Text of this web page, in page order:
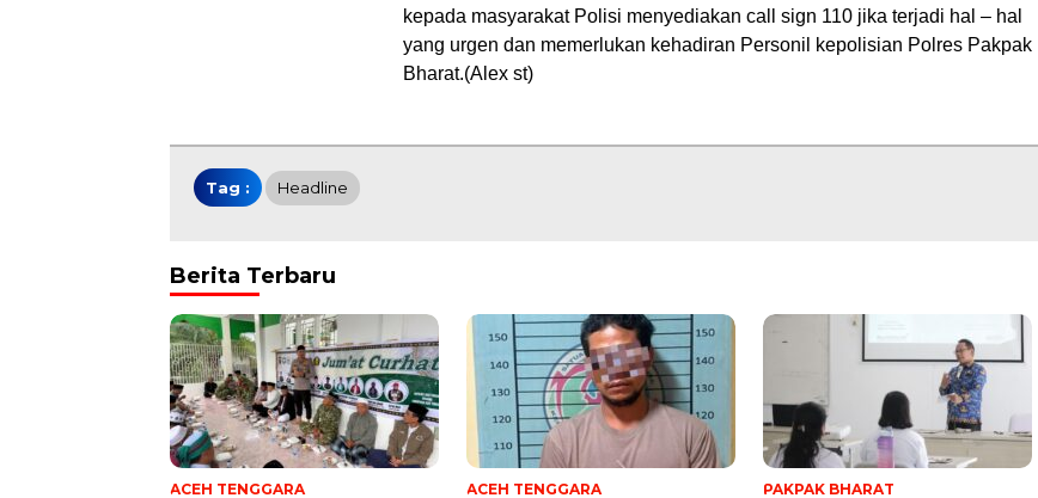
kepada masyarakat Polisi menyediakan call sign 110 jika terjadi hal – hal
yang urgen dan memerlukan kehadiran Personil kepolisian Polres Pakpak
Bharat.(Alex st)
Tag : Headline
Berita Terbaru
ACEH TENGGARA ACEH TENGGARA PAKPAK BHARAT